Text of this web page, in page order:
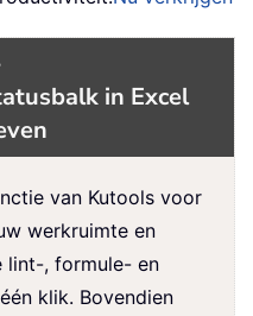
in Excel
van Kutools voor
werkruimte en
lint-, formule- en
klik. Bovendien